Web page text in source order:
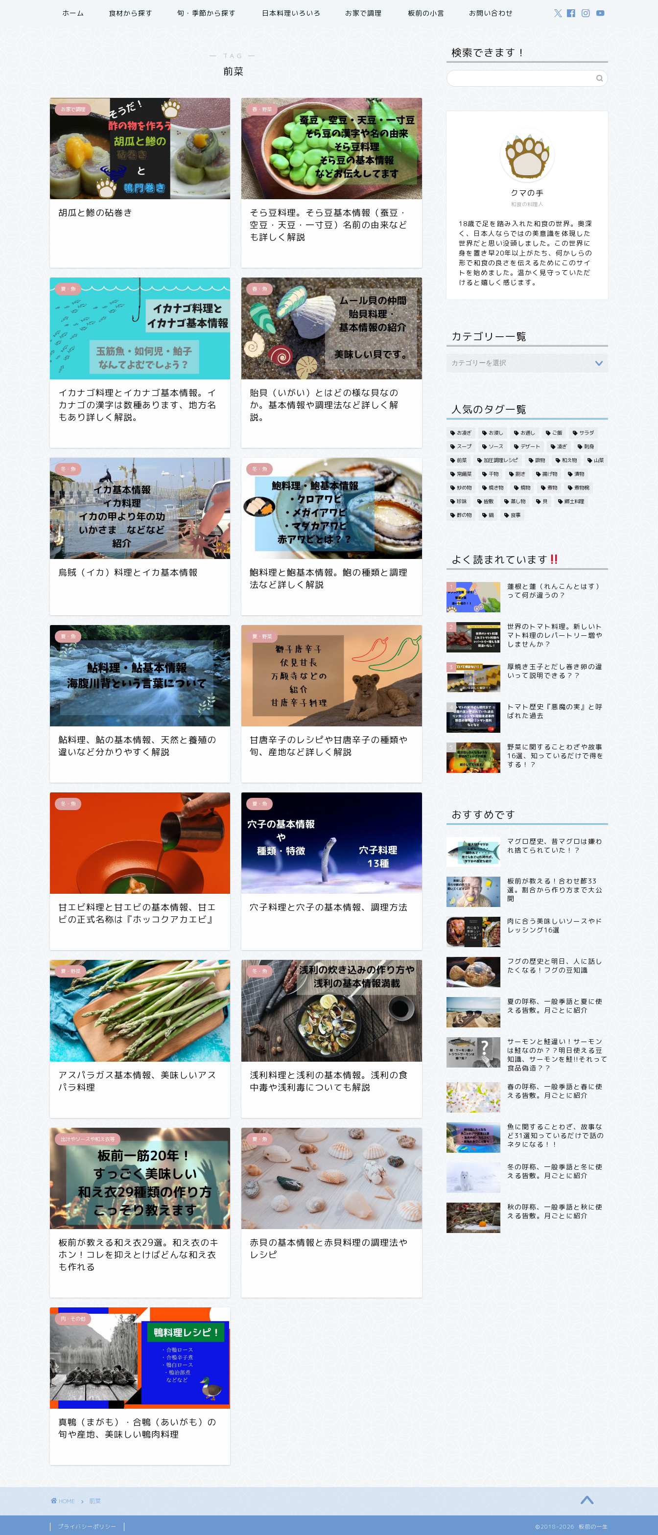
ホーム 食材から探す 旬・季節から探す 日本料理いろいろ お家で調理 板前の小言 お問い合わせ
― TAG ―
前菜
お家で調理
胡瓜と鯵の砧巻き
春・野菜
そら豆料理。そら豆基本情報（蚕豆・
空豆・天豆・一寸豆）名前の由来など
も詳しく解説
夏・魚
イカナゴ料理とイカナゴ基本情報。イ
カナゴの漢字は数種あります、地方名
もあり詳しく解説。
春・魚
貽貝（いがい）とはどの様な貝なの
か。基本情報や調理法など詳しく解
説。
冬・魚
烏賊（イカ）料理とイカ基本情報
冬・魚
鮑料理と鮑基本情報。鮑の種類と調理
法など詳しく解説
夏・魚
鮎料理、鮎の基本情報、天然と養殖の
違いなど分かりやすく解説
夏・野菜
甘唐辛子のレシピや甘唐辛子の種類や
旬、産地など詳しく解説
冬・魚
甘エビ料理と甘エビの基本情報、甘エ
ビの正式名称は『ホッコクアカエビ』
夏・魚
穴子料理と穴子の基本情報、調理方法
夏・野菜
アスパラガス基本情報、美味しいアス
パラ料理
冬・魚
浅利料理と浅利の基本情報。浅利の食
中毒や浅利毒についても解説
出汁やソースや和え衣等
板前が教える和え衣29選。和え衣のキ
ホン！コレを抑えとけばどんな和え衣
も作れる
夏・魚
赤貝の基本情報と赤貝料理の調理法や
レシピ
肉・その他
真鴨（まがも）・合鴨（あいがも）の
旬や産地、美味しい鴨肉料理
検索できます！
和食の料理人
クマの手
18歳で足を踏み入れた和食の世界。奥深
く、日本人ならではの美意識を体現した
世界だと思い没頭しました。この世界に
身を置き早20年以上がたち、何かしらの
形で和食の良さを伝えるためにこのサイ
トを始めました。温かく見守っていただ
けると嬉しく感じます。
カテゴリー一覧
人気のタグ一覧
お凌ぎ お浸し お通し ご飯
サラダ
スープ
ソース デザート 凌ぎ
刺身
前菜
加圧調理レシピ 吸物 和え物
山菜
常備菜
干物 捌き 揚げ物
漬物
炒め物
焼き物 焼物 煮物
煮物椀
珍味
皆敷 蒸し物 貝
郷土料理
酢の物
鍋 食事
よく読まれています
1
蓮根と蓮（れんこんとはす）
って何が違うの？
2
世界のトマト料理。新しいト
マト料理のレパートリー増や
しませんか？
3
厚焼き玉子とだし巻き卵の違
いって説明できる？？
4
トマト歴史『悪魔の実』と呼
ばれた過去
5
野菜に関することわざや故事
16選、知っているだけで得を
する！？
おすすめです
マグロ歴史、昔マグロは嫌わ
れ捨てられていた！？
板前が教える！合わせ酢33
選。割合から作り方まで大公
開
肉に合う美味しいソースやド
レッシング16選
フグの歴史と明日、人に話し
たくなる！フグの豆知識
夏の呼称、一般季語と夏に使
える皆敷。月ごとに紹介
サーモンと鮭違い！サーモン
は鮭なのか？？明日使える豆
知識、サーモンを鮭!!それって
食品偽造？？
春の呼称、一般季語と春に使
える皆敷。月ごとに紹介
魚に関することわざ、故事な
ど31選知っているだけで話の
ネタになる！！
冬の呼称、一般季語と冬に使
える皆敷。月ごとに紹介
秋の呼称、一般季語と秋に使
える皆敷。月ごとに紹介
HOME 前菜
プライバシーポリシー 2018–2026 板前の一生